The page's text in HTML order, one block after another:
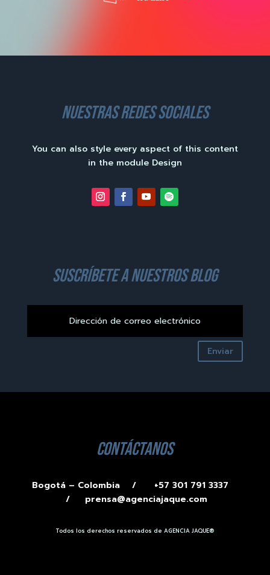
nuestras redes sociales
You can also style every aspect of this content
in the module Design
suscríbete a nuestros blog
Enviar
contáctanos
Bogotá – Colombia /
+57 301 791 3337
/ prensa@agenciajaque.com
Todos los derechos reservados de AGENCIA JAQUE®